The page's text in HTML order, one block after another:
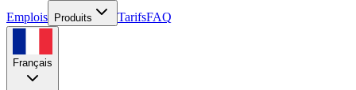
Emplois
Produits TarifsFAQ
Français